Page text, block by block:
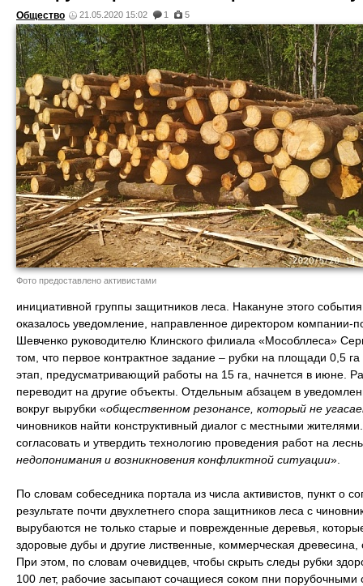
Общество 21.05.2020 15:02 1 5
Фото предоставлено активистами
инициативной группы защитников леса. Накануне этого
оказалось уведомление, направленное директором компании-
Шевченко руководителю Клинского филиала «Мособллеса»
том, что первое контрактное задание – рубки на площади 0,5
этап, предусматривающий работы на 15 га, начнется в июне.
переводит на другие объекты. Отдельным абзацем в
вокруг вырубки «общественном резонансе, который не
чиновников найти конструктивный диалог с местными
согласовать и утвердить технологию проведения работ на
недопонимания и возникновения конфликтной ситуации».
По словам собеседника портала из числа активистов, пункт о
результате почти двухлетнего спора защитников леса с
вырубаются не только старые и поврежденные деревья,
здоровые дубы и другие лиственные, коммерческая
При этом, по словам очевидцев, чтобы скрыть следы рубки
100 лет, рабочие засыпают сочащиеся соком пни порубочными